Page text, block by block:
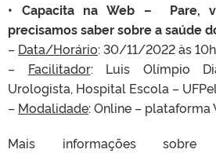
• Capacita na Web – Pare,
precisamos saber sobre a saúde
– Data/Horário: 30/11/2022 às
– Facilitador: Luis Olímpio
Urologista, Hospital Escola –
– Modalidade: Online – plataforma
Mais informações sobre